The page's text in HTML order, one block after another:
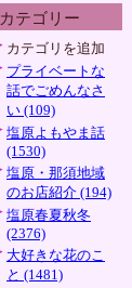
カテゴリー
カテゴリを追加
プライベートな
話でごめんなさ
い (109)
塩原よもやま話
(1530)
塩原・那須地域
のお店紹介 (194)
塩原春夏秋冬
(2376)
大好きな花のこ
と (1481)